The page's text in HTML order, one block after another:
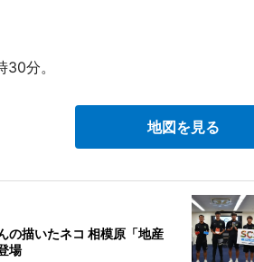
分。
地図を見る
の描いたネコ 相模原「地産
場